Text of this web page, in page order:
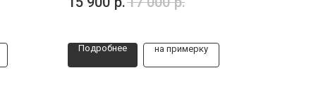
Подробнее на примерку